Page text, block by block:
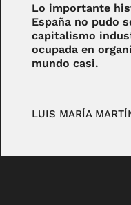
Lo importante
España no pudo
capitalismo
ocupada en
mundo casi.
LUIS MARÍA